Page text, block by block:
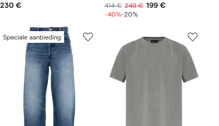
230 € 414 € 249 € 199 €
-40%-20%
Speciale aanbieding